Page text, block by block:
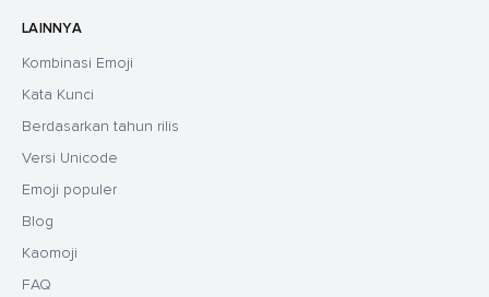
LAINNYA
Kombinasi Emoji
Kata Kunci
Berdasarkan tahun rilis
Versi Unicode
Emoji populer
Blog
Kaomoji
FAQ